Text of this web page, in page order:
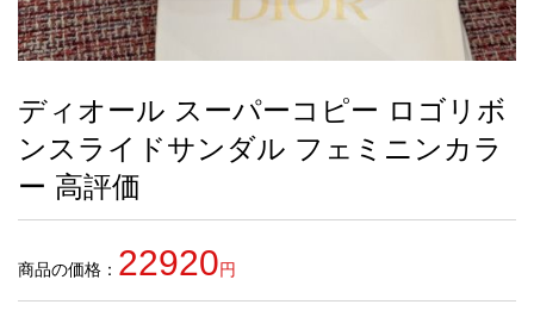
製
品
お
す
商
ディオール スーパーコピー ロゴリボ
ンスライドサンダル フェミニンカラ
ー 高評価
商品の価格： 22920円